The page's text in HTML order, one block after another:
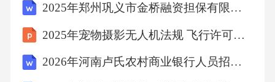
行为美内涵界定指护士在护理过程中展现的优
雅、规范、专业行为，可带给患者心理舒适与
安全感。
2025年郑州巩义市金桥融资担保有限公司公开招聘3名笔试历年难易错考点试卷带答案解析
2025年宠物摄影无人机法规 飞行许可申请指南
2026年河南卢氏农村商业银行人员招聘笔试参考题库及答案详解